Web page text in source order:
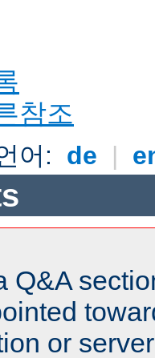
참조
어: de |
Q&A
or